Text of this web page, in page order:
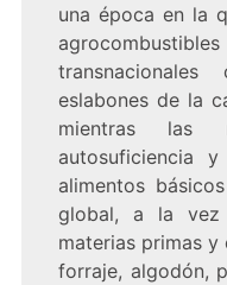
una época en la
eslabones de la
mientras las
autosuficiencia
alimentos
global, a la
materias primas
forraje, algodón,